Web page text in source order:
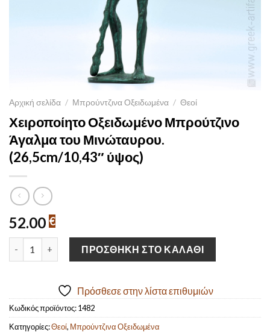
Αρχική σελίδα / Μπρούντζινα Οξειδωμένα / Θεοί
Χειροποίητο Οξειδωμένο Μπρούτζινο
Άγαλμα του Μινώταυρου.
(26,5cm/10,43″ ύψος)
52.00 €
Χειροποίητο Οξειδωμένο Μπρούτζινο Άγαλμα του
ΠΡΟΣΘΉΚΗ ΣΤΟ ΚΑΛΆΘΙ
Πρόσθεσε στην λίστα επιθυμιών
Κωδικός προϊόντος:1482
Κατηγορίες:Θεοί, Μπρούντζινα Οξειδωμένα